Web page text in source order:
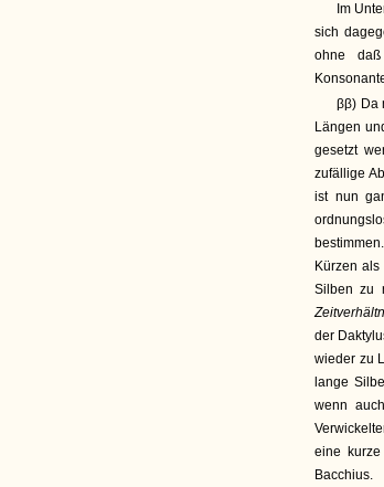
Im
sich
ohne
ββ) Da
Längen
gesetzt
zufällige
ist nun
Kürzen
Silben zu
der
wieder zu
lange
wenn
eine
Bacchius.